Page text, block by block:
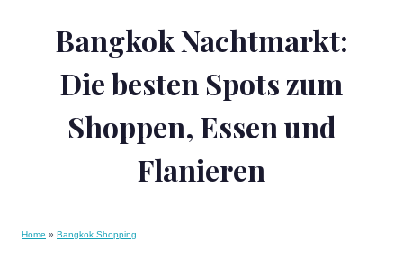
Bangkok Nachtmarkt:
Die besten Spots zum
Shoppen, Essen und
Flanieren
Home » Bangkok Shopping